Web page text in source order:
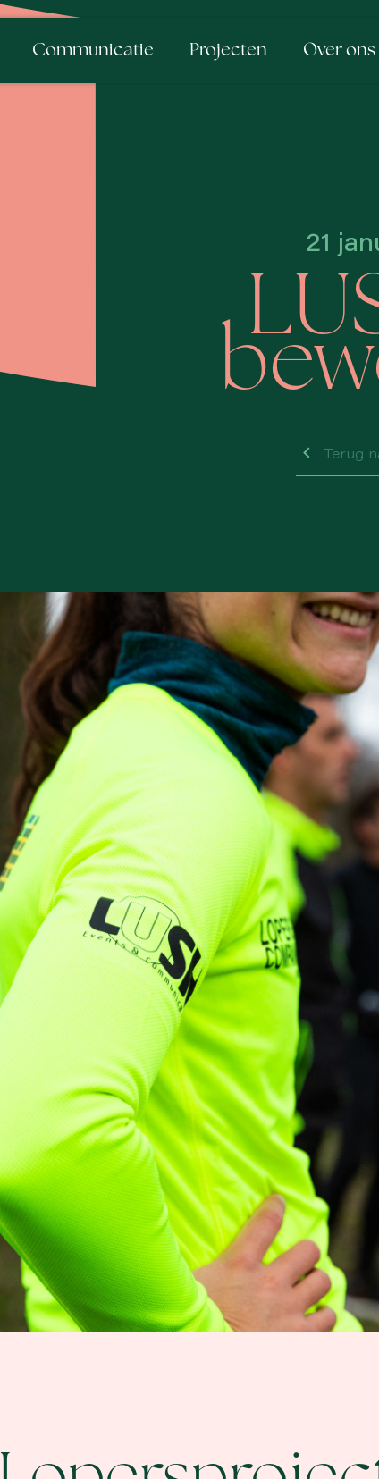
Communicatie Projecten Over ons
21
Terug